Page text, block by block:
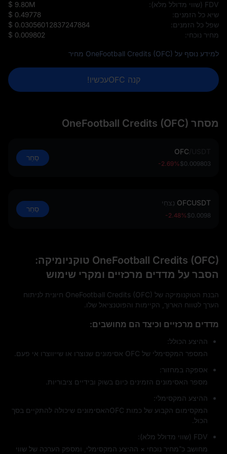
FDV (שווי מדולל מלא):
$ 9.80M
שיא כל הזמנים:
$ 0.49778
שפל כל הזמנים:
$ 0.03056012837247884
מחיר נוכחי:
$ 0.009802
למידע נוסף על OneFootball Credits (OFC) מחיר
קנה OFCעכשיו!
מסחר OneFootball Credits (OFC)
OFC
$0.009803
-2.69%
סַחַר
OFCUSDT נִצחִי
$0.0098
-2.48%
סַחַר
OneFootball Credits (OFC) טוקניומיקה:
הסבר על מדדים מרכזיים ומקרי שימוש
הבנת הטוקנומיקה של OneFootball Credits (OFC) חיונית לניתוח
הערך לטווח הארוך, הקיימות והפוטנציאל שלו.
מדדים מרכזיים וכיצד הם מחושבים:
ההיצע הכולל:
המספר המקסימלי של OFC אסימונים שנוצרו או שייווצרו אי פעם.
אספקה במחזור:
מספר האסימונים הזמינים כיום בשוק ובידיים ציבוריות.
ההיצע המקסימלי:
המקסימום הקבוע של כמות OFCהאסימונים שיכולה להתקיים בסך
הכול.
FDV (שווי מדולל מלא):
מחושב כ־מחיר נוכחי × ההיצע המקסימלי, ומספק הערכה של שווי